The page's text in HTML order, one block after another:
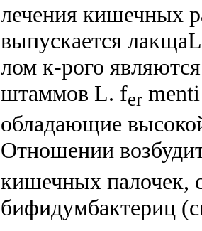
лечения кишечных
выпускается
лом к-рого
штаммов L. fer
обладающие
Отношении
кишечных палочек,
бифидумбактериц